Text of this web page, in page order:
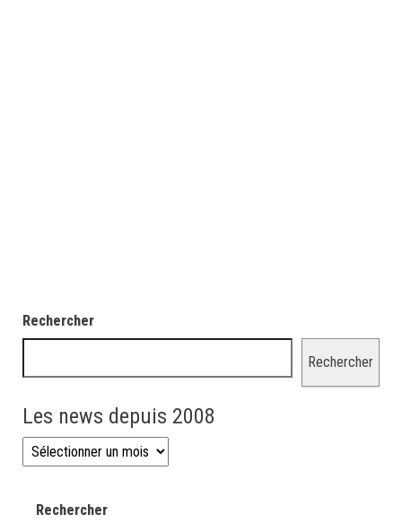
Rechercher
Rechercher
Les news depuis 2008
Les news depuis 2008
Rechercher